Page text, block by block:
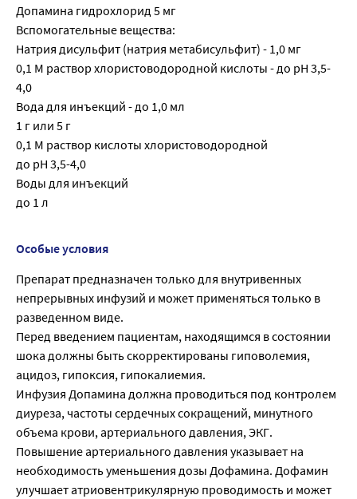
Допамина гидрохлорид 5 мг
Вспомогательные вещества:
Натрия дисульфит (натрия метабисульфит) - 1,0 мг
0,1 М раствор хлористоводородной кислоты - до pH 3,5-
4,0
Вода для инъекций - до 1,0 мл
1 г или 5 г
0,1 М раствор кислоты хлористоводородной
до pH 3,5-4,0
Воды для инъекций
до 1 л
Особые условия
Препарат предназначен только для внутривенных
непрерывных инфузий и может применяться только в
разведенном виде.
Перед введением пациентам, находящимся в состоянии
шока должны быть скорректированы гиповолемия,
ацидоз, гипоксия, гипокалиемия.
Инфузия Допамина должна проводиться под контролем
диуреза, частоты сердечных сокращений, минутного
объема крови, артериального давления, ЭКГ.
Повышение артериального давления указывает на
необходимость уменьшения дозы Дофамина. Дофамин
улучшает атриовентрикулярную проводимость и может